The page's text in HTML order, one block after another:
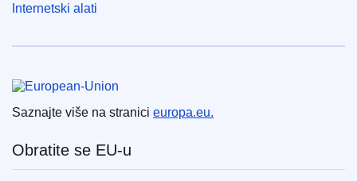
Internetski alati
Saznajte više na stranici europa.eu.
Obratite se EU-u